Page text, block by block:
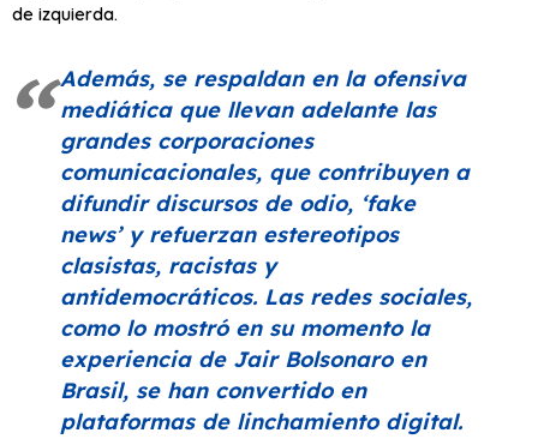
de izquierda.
Además, se respaldan en la ofensiva
mediática que llevan adelante las
grandes corporaciones
comunicacionales, que contribuyen a
difundir discursos de odio, ‘fake
news’ y refuerzan estereotipos
clasistas, racistas y
antidemocráticos. Las redes sociales,
como lo mostró en su momento la
experiencia de Jair Bolsonaro en
Brasil, se han convertido en
plataformas de linchamiento digital.